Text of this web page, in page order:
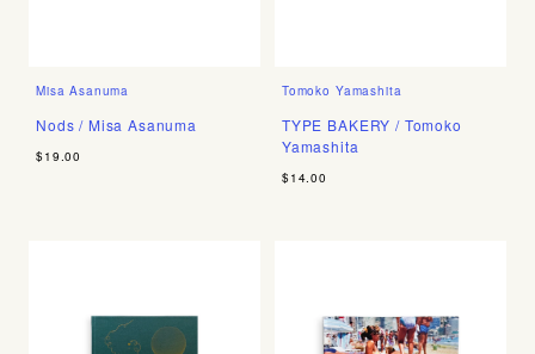
Misa Asanuma
Nods / Misa Asanuma
$19.00
Tomoko Yamashita
TYPE BAKERY / Tomoko
Yamashita
$14.00